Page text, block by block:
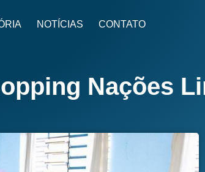
NOTÍCIAS CONTATO
Nações